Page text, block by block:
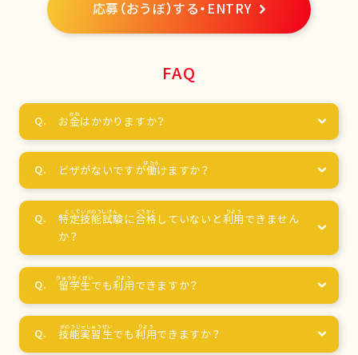
応募（おうぼ）する・ENTRY
FAQ
お金はかかりますか？
ビザがないですが働けますか？
特定技能試験に合格 していないと利用 できません
か？
留学生でも利用 できますか？
技能実習生でも利用できますか？